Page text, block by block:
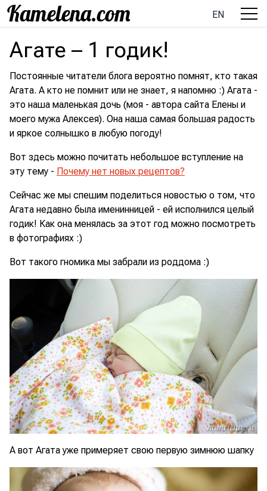
EN
Агате – 1 годик!
Постоянные читатели блога вероятно помнят, кто такая
Агата. А кто не помнит или не знает, я напомню :) Агата -
это наша маленькая дочь (моя - автора сайта Елены и
моего мужа Алексея). Она наша самая большая радость
и яркое солнышко в любую погоду!
Вот здесь можно почитать небольшое вступление на
эту тему - Почему нет новых рецептов?
Сейчас же мы спешим поделиться новостью о том, что
Агата недавно была именинницей - ей исполнился целый
годик! Как она менялась за этот год можно посмотреть
в фотографиях :)
Вот такого гномика мы забрали из роддома :)
А вот Агата уже примеряет свою первую зимнюю шапку